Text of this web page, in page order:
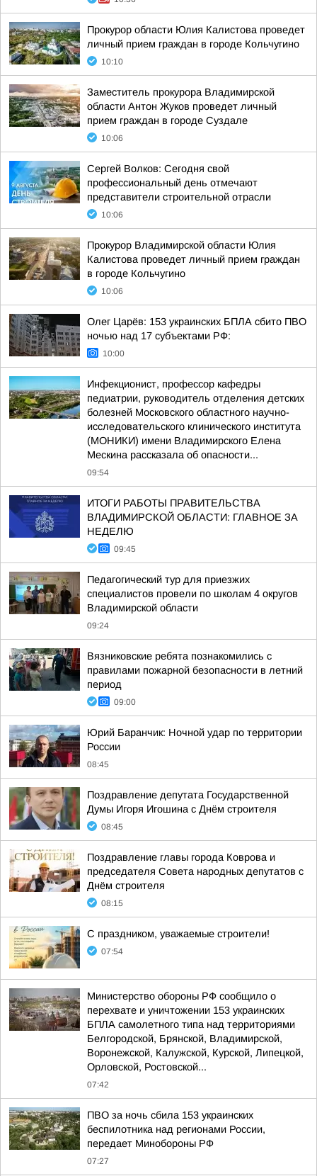
Прокурор области Юлия Калистова проведет
личный прием граждан в городе Кольчугино
10:10
Заместитель прокурора Владимирской
области Антон Жуков проведет личный
прием граждан в городе Суздале
10:06
Сергей Волков: Сегодня свой
профессиональный день отмечают
представители строительной отрасли
10:06
Прокурор Владимирской области Юлия
Калистова проведет личный прием граждан
в городе Кольчугино
10:06
Олег Царёв: 153 украинских БПЛА сбито ПВО
ночью над 17 субъектами РФ:
10:00
Инфекционист, профессор кафедры
педиатрии, руководитель отделения детских
болезней Московского областного научно-
исследовательского клинического института
(МОНИКИ) имени Владимирского Елена
Мескина рассказала об опасности...
09:54
ИТОГИ РАБОТЫ ПРАВИТЕЛЬСТВА
ВЛАДИМИРСКОЙ ОБЛАСТИ: ГЛАВНОЕ ЗА
НЕДЕЛЮ
09:45
Педагогический тур для приезжих
специалистов провели по школам 4 округов
Владимирской области
09:24
Вязниковские ребята познакомились с
правилами пожарной безопасности в летний
период
09:00
Юрий Баранчик: Ночной удар по территории
России
08:45
Поздравление депутата Государственной
Думы Игоря Игошина с Днём строителя
08:45
Поздравление главы города Коврова и
председателя Совета народных депутатов с
Днём строителя
08:15
С праздником, уважаемые строители!
07:54
Министерство обороны РФ сообщило о
перехвате и уничтожении 153 украинских
БПЛА самолетного типа над территориями
Белгородской, Брянской, Владимирской,
Воронежской, Калужской, Курской, Липецкой,
Орловской, Ростовской...
07:42
ПВО за ночь сбила 153 украинских
беспилотника над регионами России,
передает Минобороны РФ
07:27